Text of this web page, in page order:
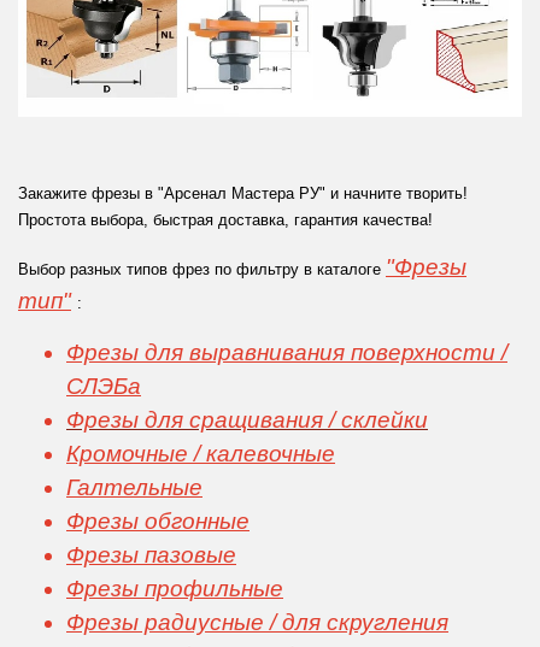
Закажите фрезы в "Арсенал Мастера РУ" и начните творить!
Простота выбора, быстрая доставка, гарантия качества!
Выбор разных типов фрез по фильтру в каталоге "Фрезы
тип" :
Фрезы для выравнивания поверхности /
СЛЭБа
Фрезы для сращивания / склейки
Кромочные / калевочные
Галтельные
Фрезы обгонные
Фрезы пазовые
Фрезы профильные
Фрезы радиусные / для скругления